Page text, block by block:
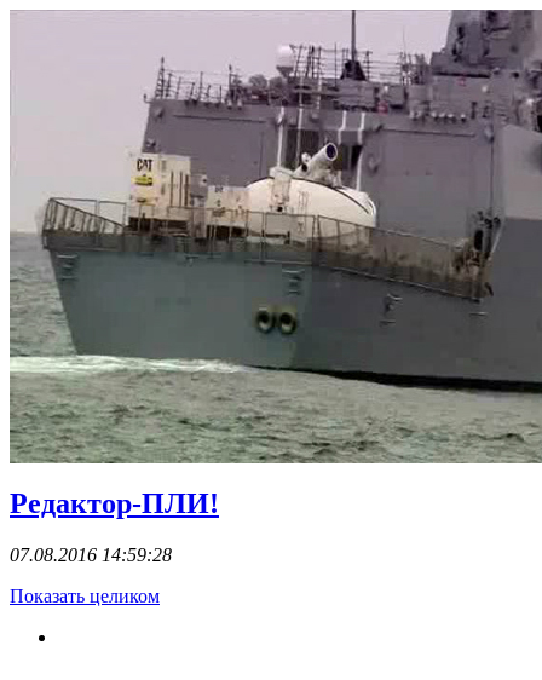
Редактор-ПЛИ!
07.08.2016 14:59:28
Показать целиком